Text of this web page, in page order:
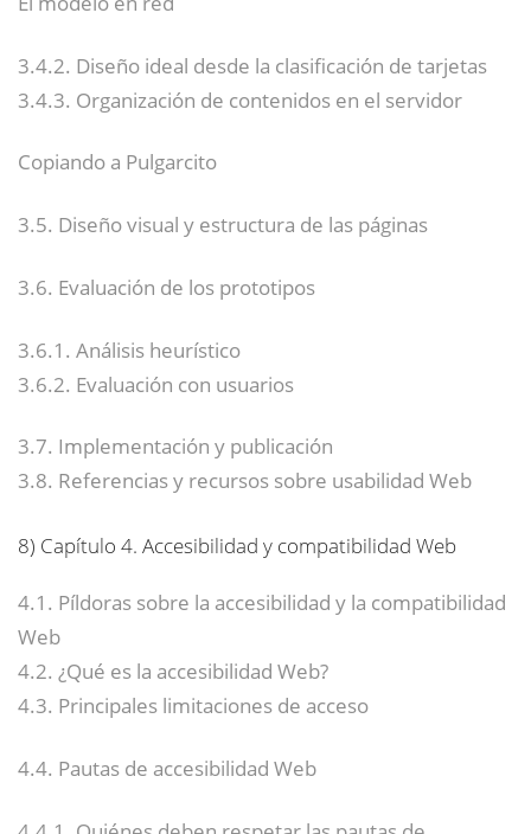
3.4.2. Diseño ideal desde la clasificación de tarjetas
3.4.3. Organización de contenidos en el servidor
Copiando a Pulgarcito
3.5. Diseño visual y estructura de las páginas
3.6. Evaluación de los prototipos
3.6.1. Análisis heurístico
3.6.2. Evaluación con usuarios
3.7. Implementación y publicación
3.8. Referencias y recursos sobre usabilidad Web
8) Capítulo 4. Accesibilidad y compatibilidad Web
4.1. Píldoras sobre la accesibilidad y la compatibilidad
Web
4.2. ¿Qué es la accesibilidad Web?
4.3. Principales limitaciones de acceso
4.4. Pautas de accesibilidad Web